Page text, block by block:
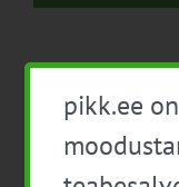
pikk.ee